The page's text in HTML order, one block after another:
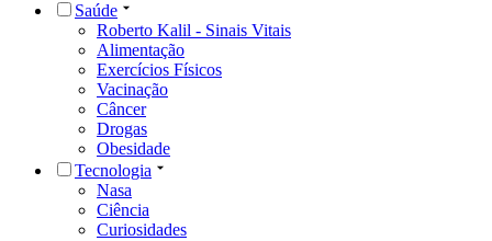
Saúde
Roberto Kalil - Sinais Vitais
Alimentação
Exercícios Físicos
Vacinação
Câncer
Drogas
Obesidade
Tecnologia
Nasa
Ciência
Curiosidades